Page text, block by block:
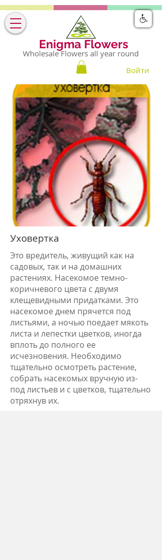
Enigma Flowers
Войти
Wholesale Flowers all year round
Уховертка
Это вредитель, живущий как на
садовых, так и на домашних
растениях. Насекомое темно-
коричневого цвета с двумя
клещевидными придатками. Это
насекомое днем прячется под
листьями, а ночью поедает мякоть
листа и лепестки цветков, иногда
вплоть до полного ее
исчезновения. Необходимо
тщательно осмотреть растение,
собрать насекомых вручную из-
под листьев и с цветков, тщательно
отряхнув их.